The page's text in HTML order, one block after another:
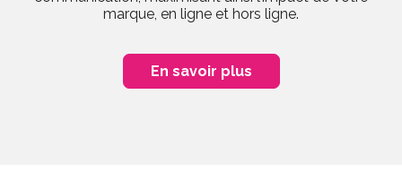
marque, en ligne et hors ligne.
En savoir plus